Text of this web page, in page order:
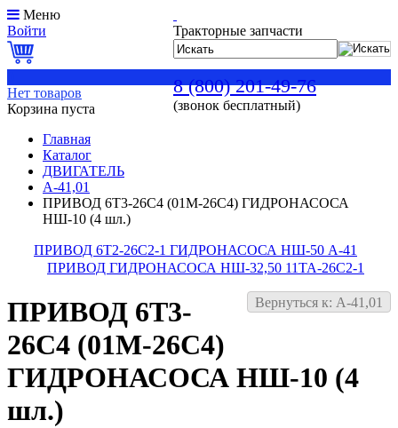
Тракторные запчасти
8 (800) 201-49-76
(звонок бесплатный)
Меню
Войти
Нет товаров
Корзина пуста
Главная
Каталог
ДВИГАТЕЛЬ
А-41,01
ПРИВОД 6Т3-26С4 (01М-26С4) ГИДРОНАСОСА
НШ-10 (4 шл.)
ПРИВОД 6Т2-26С2-1 ГИДРОНАСОСА НШ-50 А-41
ПРИВОД ГИДРОНАСОСА НШ-32,50 11ТА-26С2-1
Вернуться к: А-41,01
ПРИВОД 6Т3-
26С4 (01М-26С4)
ГИДРОНАСОСА НШ-10 (4
шл.)